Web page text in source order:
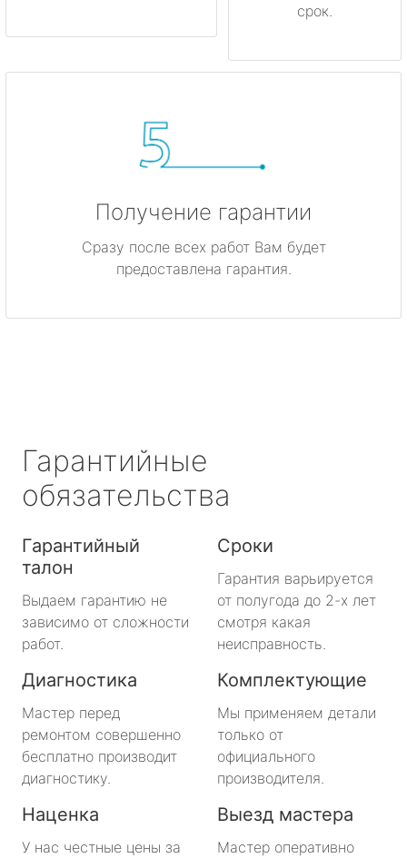
срок.
Получение гарантии
Сразу после всех работ Вам будет
предоставлена гарантия.
Гарантийные
обязательства
Гарантийный
талон
Выдаем гарантию не
зависимо от сложности
работ.
Сроки
Гарантия варьируется
от полугода до 2-х лет
смотря какая
неисправность.
Диагностика
Мастер перед
ремонтом совершенно
бесплатно производит
диагностику.
Комплектующие
Мы применяем детали
только от
официального
производителя.
Наценка
У нас честные цены за
Выезд мастера
Мастер оперативно